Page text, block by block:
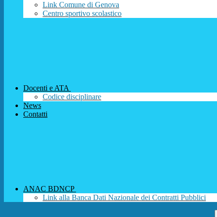
Link Comune di Genova
Centro sportivo scolastico
Docenti e ATA
Codice disciplinare
News
Contatti
ANAC BDNCP
Link alla Banca Dati Nazionale dei Contratti Pubblici